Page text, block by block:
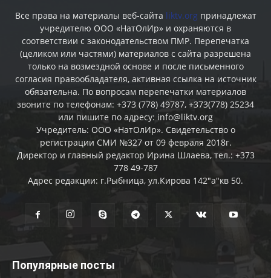
Все права на материалы веб-сайта liktv.org принадлежат
учредителю ООО «НатОлИр» и охраняются в
соответствии с законодательством ПМР. Перепечатка
(целиком или частями) материалов c сайта разрешена
только на возмездной основе и после письменного
согласия правообладателя, активная ссылка на источник
обязательна. По вопросам перепечатки материалов
звоните по телефонам: +373 (778) 49787, +373(778) 25234
или пишите по адресу: info@liktv.org
Учредитель: ООО «НатОлИр». Свидетельство о
регистрации СМИ №327 от 09 февраля 2018г.
Директор и главный редактор Ирина Шлаева, тел.: +373
778 49-787
Адрес редакции: г.Рыбница, ул.Кирова 142"а"кв 50.
Популярные посты